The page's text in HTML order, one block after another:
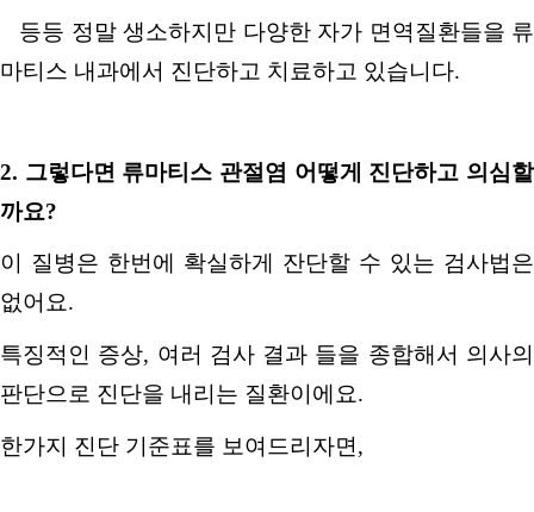
등등 정말 생소하지만 다양한 자가 면역질환들을 류
마티스 내과에서 진단하고 치료하고 있습니다.
2. 그렇다면 류마티스 관절염 어떻게 진단하고 의심할
까요?
이 질병은 한번에 확실하게 잔단할 수 있는 검사법은
없어요.
특징적인 증상, 여러 검사 결과 들을 종합해서 의사의
판단으로 진단을 내리는 질환이에요.
한가지 진단 기준표를 보여드리자면,